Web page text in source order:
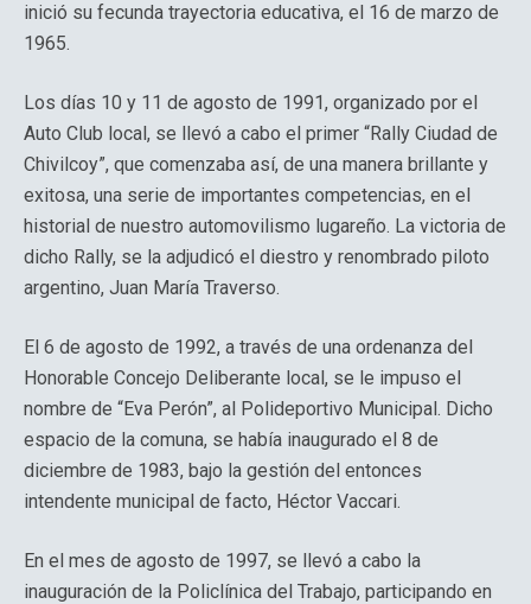
inició su fecunda trayectoria educativa, el 16 de marzo de
1965.
Los días 10 y 11 de agosto de 1991, organizado por el
Auto Club local, se llevó a cabo el primer “Rally Ciudad de
Chivilcoy”, que comenzaba así, de una manera brillante y
exitosa, una serie de importantes competencias, en el
historial de nuestro automovilismo lugareño. La victoria de
dicho Rally, se la adjudicó el diestro y renombrado piloto
argentino, Juan María Traverso.
El 6 de agosto de 1992, a través de una ordenanza del
Honorable Concejo Deliberante local, se le impuso el
nombre de “Eva Perón”, al Polideportivo Municipal. Dicho
espacio de la comuna, se había inaugurado el 8 de
diciembre de 1983, bajo la gestión del entonces
intendente municipal de facto, Héctor Vaccari.
En el mes de agosto de 1997, se llevó a cabo la
inauguración de la Policlínica del Trabajo, participando en